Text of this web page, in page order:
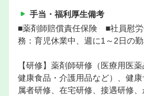
手当・福利厚生備考
■薬剤師賠償責任保険 ■社員慰
務：育児休業中、週に1～2日の勤
【研修】薬剤師研修（医療用医
健康食品・介護用品など）、健
属者研修、在宅研修、接遇研修